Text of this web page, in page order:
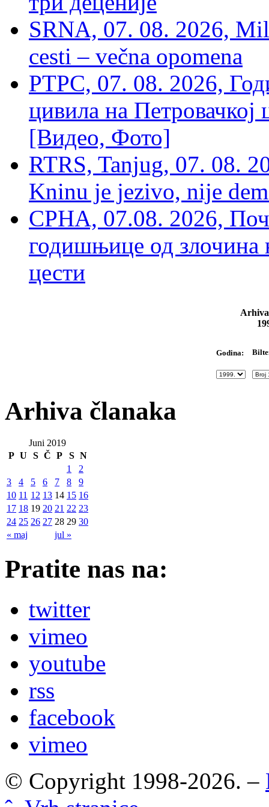
SRNA, 07. 08. 2026,
cesti – večna opomena
РТРС, 07. 08. 2026,
цивила на Петровачкој
[Видео, Фото]
RTRS, Tanjug, 07. 08.
Kninu je jezivo, nije
СРНА, 07.08. 2026,
годишњице од злочина
цести
Godina:
Arhiva članaka
Juni 2019
P U S Č P S N
« maj jul »
1
2
3
4 5 6 7 8
9
10 11 12 13 14 15 16
17 18 19 20 21 22 23
24 25 26 27 28 29 30
Pratite nas na:
twitter
vimeo
youtube
rss
facebook
vimeo
© Copyright 1998-2026. –